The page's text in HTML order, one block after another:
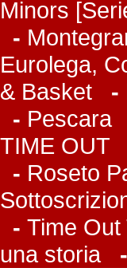
Minors
-
Eurolega,
& Basket -
- Pescara
TIME OUT
- Roseto
- Time Out
una storia-